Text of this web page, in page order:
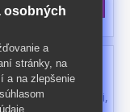
lakované
kovovými pojazdmi,
osobných
a
stránky, na
a na zlepšenie